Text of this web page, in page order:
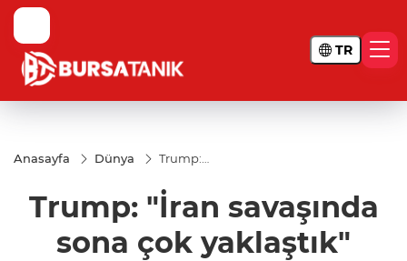
TR
Anasayfa Dünya
Trump:
savaşında
sona çok
yaklaştık"
Trump: "İran savaşında
sona çok yaklaştık"